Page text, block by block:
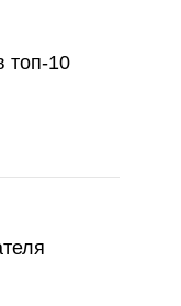
топ-10